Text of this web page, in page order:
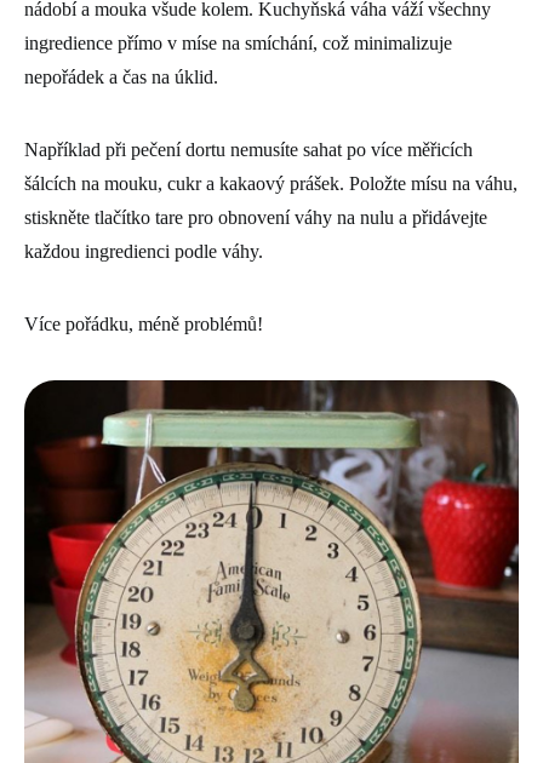
nádobí a mouka všude kolem. Kuchyňská váha váží všechny
ingredience přímo v míse na smíchání, což minimalizuje
nepořádek a čas na úklid.
Například při pečení dortu nemusíte sahat po více měřicích
šálcích na mouku, cukr a kakaový prášek. Položte mísu na váhu,
stiskněte tlačítko tare pro obnovení váhy na nulu a přidávejte
každou ingredienci podle váhy.
Více pořádku, méně problémů!